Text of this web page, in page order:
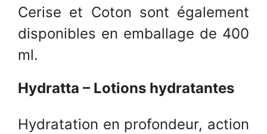
Cerise et Coton sont également
disponibles en emballage de 400
ml.
Hydratta – Lotions hydratantes
Hydratation en profondeur, action